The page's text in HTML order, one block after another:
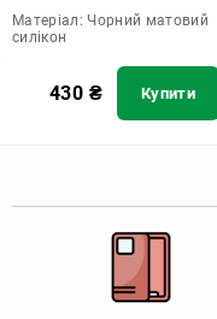
Матеріал: Чорний матовий
силікон
430 ₴ Купити